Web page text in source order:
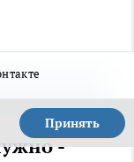
Принять
-